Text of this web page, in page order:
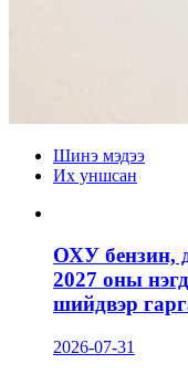
Шинэ мэдээ
Их уншсан
ОХУ бензин,
2027 оны
шийдвэр
2026-07-31